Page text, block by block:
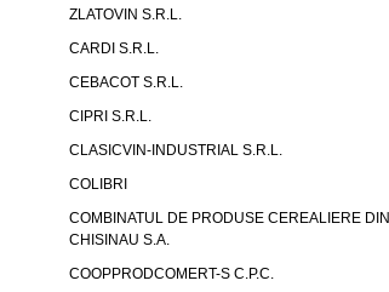
ZLATOVIN S.R.L.
CARDI S.R.L.
CEBACOT S.R.L.
CIPRI S.R.L.
CLASICVIN-INDUSTRIAL S.R.L.
COLIBRI
COMBINATUL DE PRODUSE CEREALIERE DIN
CHISINAU S.A.
COOPPRODCOMERT-S C.P.C.